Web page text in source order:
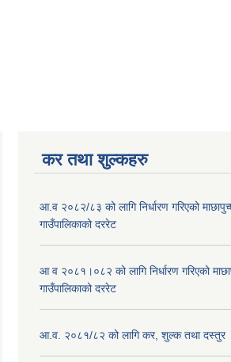
कर तथा शुल्कहरु
आ.व २०८२/८३ को लागि निर्धारण गरिएको
गाउँपालिकाको दररेट
आ व २०८१।०८२ को लागि निर्धारण गरिएको
गाउँपालिकाको दररेट
आ.व. २०८१/८२ को लागि कर, शुल्क तथा दस्तुर